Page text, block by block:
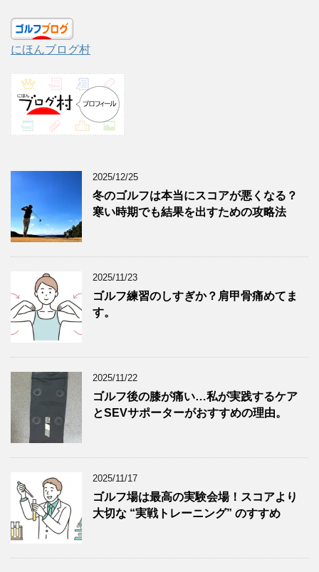
にほんブログ村
2025/12/25
冬のゴルフは本当にスコアが悪くなる？
寒い時期でも結果を出すための攻略法
2025/11/23
ゴルフ練習のしすぎか？肩甲骨痛めてま
す。
2025/11/22
ゴルフ後の膝が痛い…私が実践するケア
とSEVサポーターがおすすめの理由。
2025/11/17
ゴルフ場は最高の実験会場！スコアより
大切な “実戦トレーニング” のすすめ